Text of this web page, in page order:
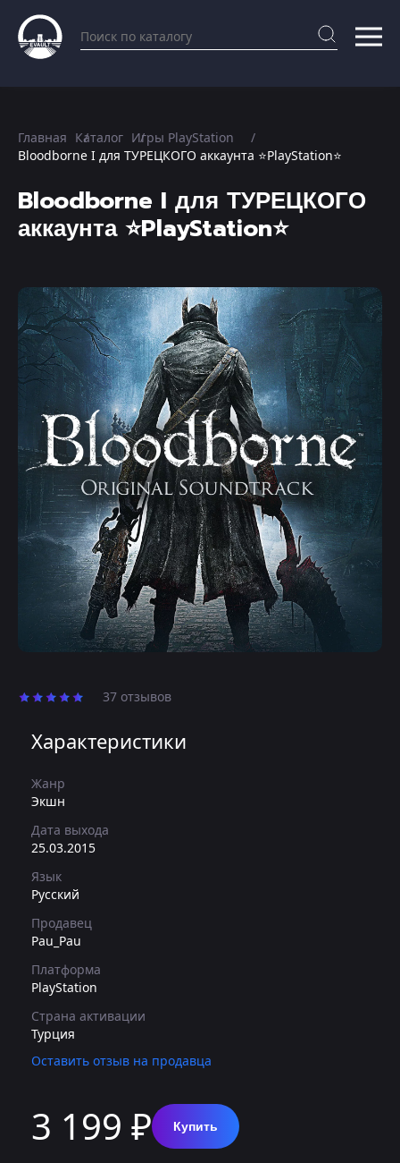
Главная Каталог Игры PlayStation
Bloodborne I для ТУРЕЦКОГО аккаунта ⭐PlayStation⭐
Bloodborne I для ТУРЕЦКОГО
аккаунта ⭐PlayStation⭐
37 отзывов
Характеристики
Жанр
Экшн
Дата выхода
25.03.2015
Язык
Русский
Продавец
Pau_Pau
Платформа
PlayStation
Страна активации
Турция
Оставить отзыв на продавца
3 199 ₽ Купить